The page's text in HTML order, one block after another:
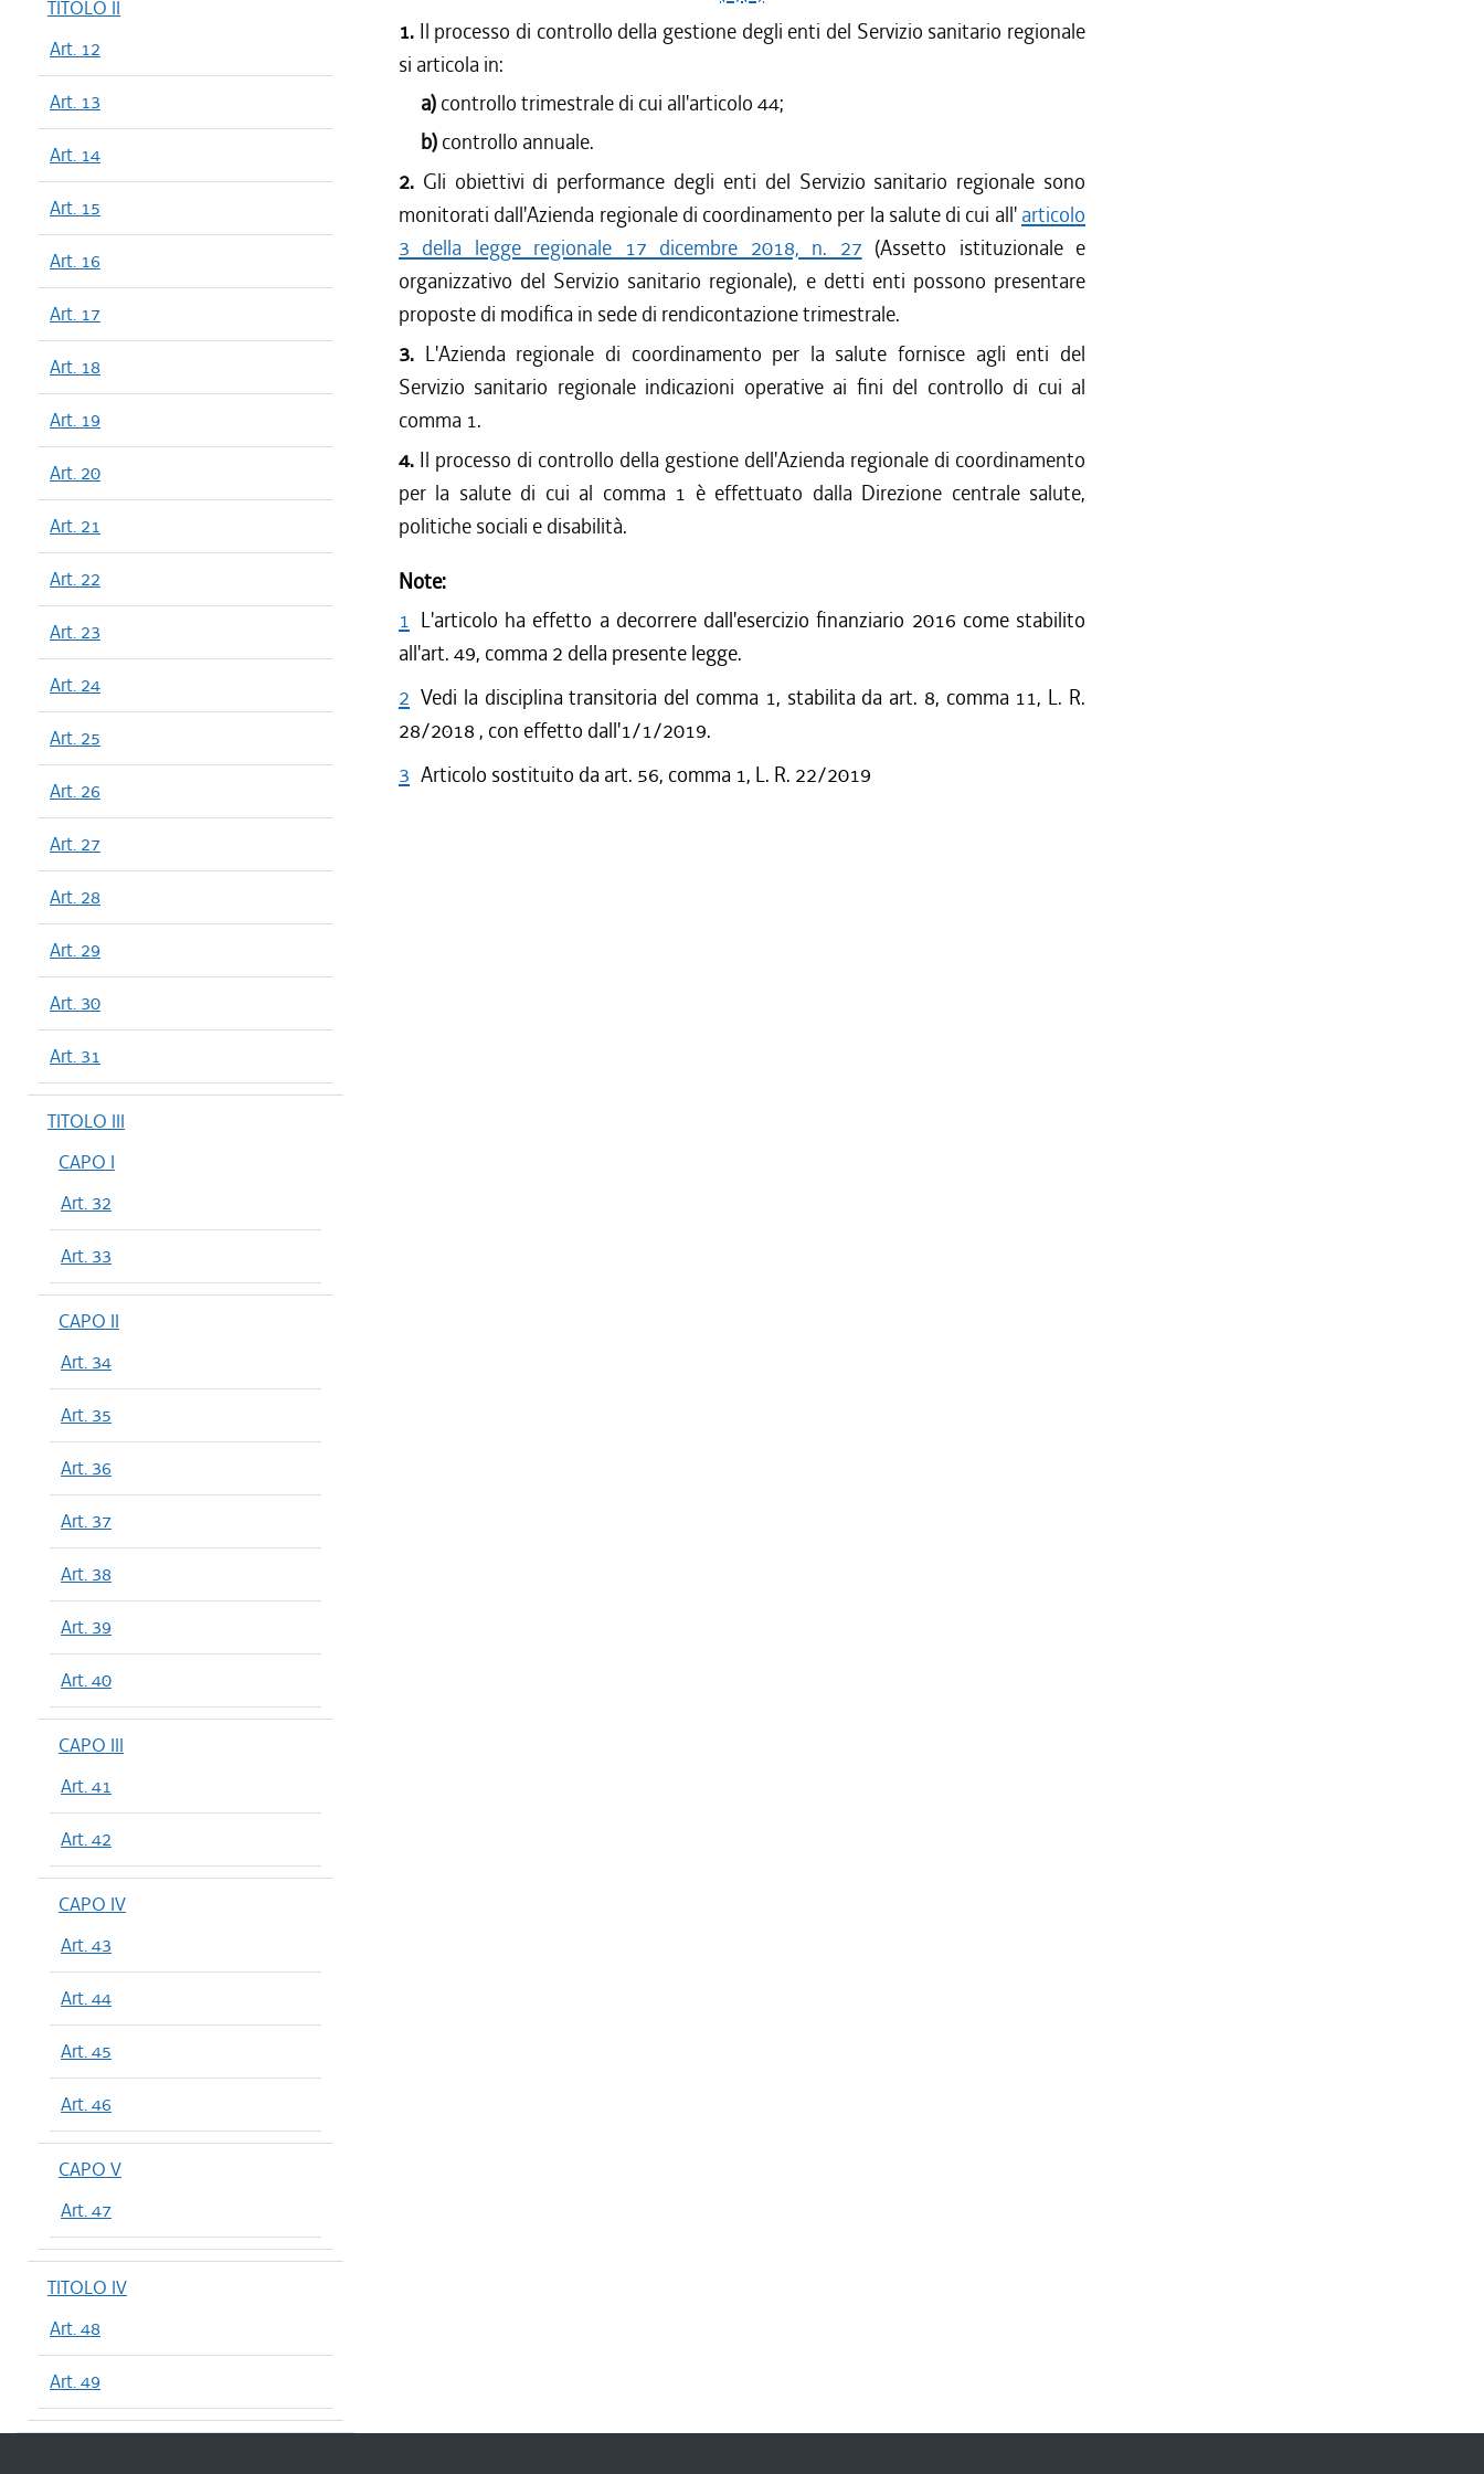
TITOLO II
Art. 12
Art. 13
Art. 14
Art. 15
Art. 16
Art. 17
Art. 18
Art. 19
Art. 20
Art. 21
Art. 22
Art. 23
Art. 24
Art. 25
Art. 26
Art. 27
Art. 28
Art. 29
Art. 30
Art. 31
TITOLO III
CAPO I
Art. 32
Art. 33
CAPO II
Art. 34
Art. 35
Art. 36
Art. 37
Art. 38
Art. 39
Art. 40
CAPO III
Art. 41
Art. 42
CAPO IV
Art. 43
Art. 44
Art. 45
Art. 46
CAPO V
Art. 47
TITOLO IV
Art. 48
Art. 49
1. Il processo di controllo della gestione degli enti del Servizio sanitario regionale
si articola in:
a) controllo trimestrale di cui all'articolo 44;
b) controllo annuale.
2. Gli obiettivi di performance degli enti del Servizio sanitario regionale sono
monitorati dall'Azienda regionale di coordinamento per la salute di cui all' articolo
3 della legge regionale 17 dicembre 2018, n. 27 (Assetto istituzionale e
organizzativo del Servizio sanitario regionale), e detti enti possono presentare
proposte di modifica in sede di rendicontazione trimestrale.
3. L'Azienda regionale di coordinamento per la salute fornisce agli enti del
Servizio sanitario regionale indicazioni operative ai fini del controllo di cui al
comma 1.
4. Il processo di controllo della gestione dell'Azienda regionale di coordinamento
per la salute di cui al comma 1 è effettuato dalla Direzione centrale salute,
politiche sociali e disabilità.
Note:
1 L'articolo ha effetto a decorrere dall'esercizio finanziario 2016 come stabilito
all'art. 49, comma 2 della presente legge.
2 Vedi la disciplina transitoria del comma 1, stabilita da art. 8, comma 11, L. R.
28/2018 , con effetto dall'1/1/2019.
3 Articolo sostituito da art. 56, comma 1, L. R. 22/2019